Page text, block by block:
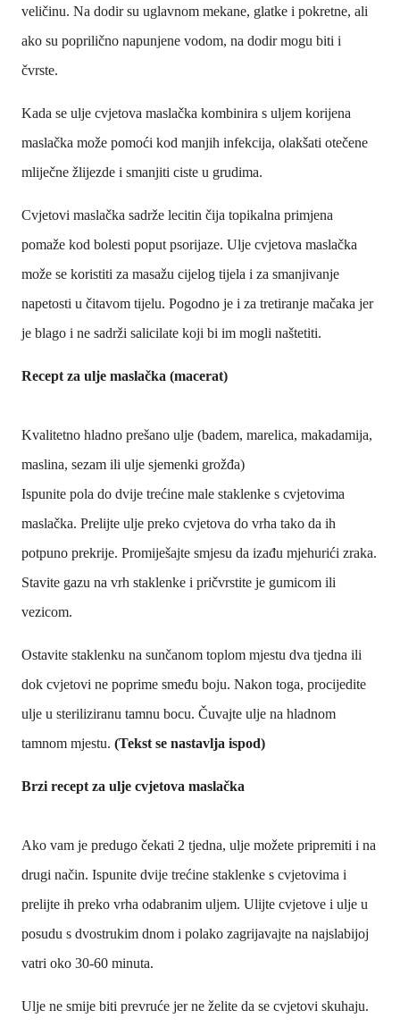
veličinu. Na dodir su uglavnom mekane, glatke i pokretne, ali
ako su poprilično napunjene vodom, na dodir mogu biti i
čvrste.
Kada se ulje cvjetova maslačka kombinira s uljem korijena
maslačka može pomoći kod manjih infekcija, olakšati otečene
mliječne žlijezde i smanjiti ciste u grudima.
Cvjetovi maslačka sadrže lecitin čija topikalna primjena
pomaže kod bolesti poput psorijaze. Ulje cvjetova maslačka
može se koristiti za masažu cijelog tijela i za smanjivanje
napetosti u čitavom tijelu. Pogodno je i za tretiranje mačaka jer
je blago i ne sadrži salicilate koji bi im mogli naštetiti.
Recept za ulje maslačka (macerat)
Kvalitetno hladno prešano ulje (badem, marelica, makadamija,
maslina, sezam ili ulje sjemenki grožđa)
Ispunite pola do dvije trećine male staklenke s cvjetovima
maslačka. Prelijte ulje preko cvjetova do vrha tako da ih
potpuno prekrije. Promiješajte smjesu da izađu mjehurići zraka.
Stavite gazu na vrh staklenke i pričvrstite je gumicom ili
vezicom.
Ostavite staklenku na sunčanom toplom mjestu dva tjedna ili
dok cvjetovi ne poprime smeđu boju. Nakon toga, procijedite
ulje u steriliziranu tamnu bocu. Čuvajte ulje na hladnom
tamnom mjestu. (Tekst se nastavlja ispod)
Brzi recept za ulje cvjetova maslačka
Ako vam je predugo čekati 2 tjedna, ulje možete pripremiti i na
drugi način. Ispunite dvije trećine staklenke s cvjetovima i
prelijte ih preko vrha odabranim uljem. Ulijte cvjetove i ulje u
posudu s dvostrukim dnom i polako zagrijavajte na najslabijoj
vatri oko 30-60 minuta.
Ulje ne smije biti prevruće jer ne želite da se cvjetovi skuhaju.